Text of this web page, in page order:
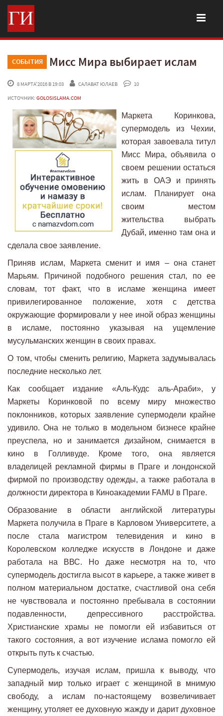
СОБЫТИЯ Мисс Мира выбирает ислам
8 МАРТА'2016 В 19:03 САЛАВАТ ЮЛАЕВ
10
ИСТОЧНИК: GOLOSISLAMA.COM
Маркета Коринкова,
супермодель из Чехии,
которая завоевала титул
Мисс Мира, объявила о
своем решении остаться
жить в ОАЭ и принять
ислам. Планирует она
своим местом
жительства выбрать
Дубай, именно там она и
сделала свое заявление.
Приняв ислам, Маркета сменит и имя – она станет
Марьям. Причиной подобного решения стал, по ее
словам, тот факт, что в исламе женщина имеет
привилегированное положение, хотя с детства
окружающие формировали у нее иной образ женщины
в исламе, постоянно указывая на ущемление
мусульманских женщин в своих правах.
О том, чтобы сменить религию, Маркета задумывалась
последние несколько лет.
Как сообщает издание «Аль-Кудс аль-Араби», у
Маркеты Коринковой по всему миру множество
поклонников, которых заявление супермодели крайне
удивило. Она не только в модельном бизнесе крайне
преуспела, но и занимается дизайном, снимается в
кино в Голливуде. Кроме того, она является
владелицей рекламной фирмы в Праге и лондонской
фирмой по производству одежды, а также работала в
должности директора в Киноакадемии FAMU в Праге.
Образование в области английской литературы
Маркета получила в Праге в Карловом Университете, а
после стала магистром телевидения и кино в
Королевском колледже искусств в Лондоне и даже
работала на ВВС. Но даже несмотря на то, что
супермодель достигла высот в карьере, а также живет в
полном материальном достатке, счастливой она себя
не чувствовала и постоянно пребывала в состоянии
подавленности, депрессивного расстройства.
Христианские храмы не помогли ей избавиться от
такого состояния, а вот изучение ислама помогло ей
открыть путь к счастью.
Супермодель, изучая ислам, пришла к выводу, что
западный мир только играет с женщиной в мнимую
свободу, а ислам по-настоящему возвеличивает
женщину, утоляет ее духовную жажду и дарит духовное